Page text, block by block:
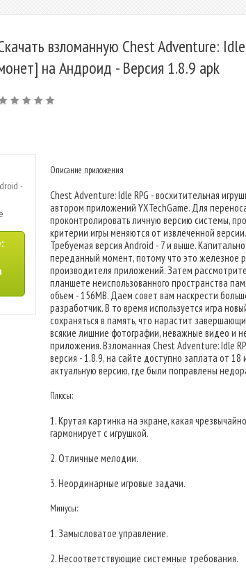
взломанную Chest Adventure:
на Андроид - Версия 1.8.9 apk
-
Описание приложения
Chest Adventure: Idle RPG - восхитительная
автором приложений YXTechGame. Для
проконтролировать личную версию системы,
критерии игры меняются от извлеченной
Требуемая версия Android - 7 и выше.
переданный момент, потому что это железное
производителя приложений. Затем
планшете неиспользованного пространства
объем - 156MB. Даем совет вам наскрести
разработчик. В то время используется игра
сохраняться в память, что нарастит
всякие лишние фотографии, неважные видео и
приложения. Взломанная Chest Adventure: Idle
версия - 1.8.9, на сайте доступно заплата от 18
актуальную версию, где были поправлены
Плюсы:
1. Крутая картинка на экране, какая
гармонирует с игрушкой.
2. Отличные мелодии.
3. Неординарные игровые задачи.
Минусы:
1. Замысловатое управление.
2. Несоответствующие системные требования.